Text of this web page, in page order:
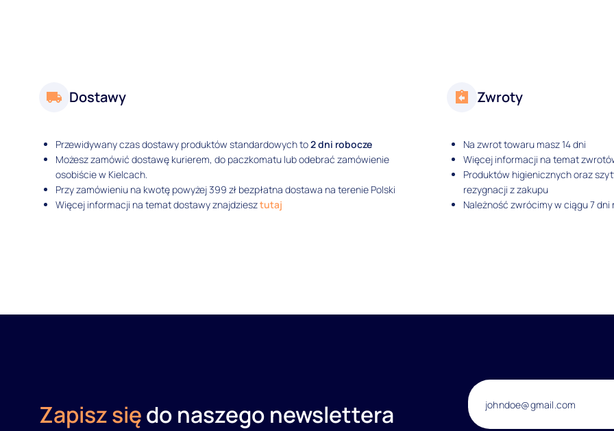
Dostawy
Przewidywany czas dostawy produktów standardowych to2 dni robocze
Możesz zamówić dostawę kurierem, do paczkomatu lub odebrać zamówienie
osobiście w Kielcach.
Przy zamówieniu na kwotę powyżej 399 zł bezpłatna dostawa na terenie Polski
Więcej informacji na temat dostawy znajdziesztutaj
Zwroty
Na zwrot towaru masz 14 dni
Więcej informacji na temat
Produktów higienicznych oraz
rezygnacji z zakupu
Należność zwrócimy w ciągu 7
Zapisz siędo naszego newslettera